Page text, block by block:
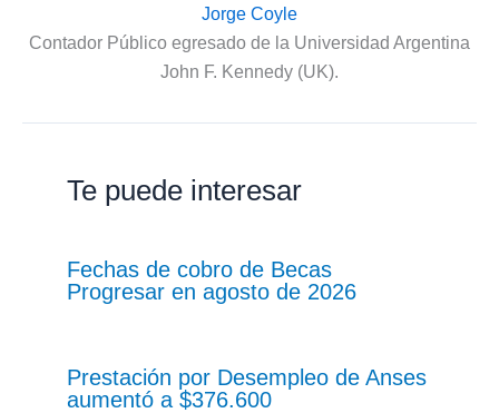
Jorge Coyle
Contador Público egresado de la Universidad Argentina
John F. Kennedy (UK).
Te puede interesar
Fechas de cobro de Becas
Progresar en agosto de 2026
Prestación por Desempleo de Anses
aumentó a $376.600